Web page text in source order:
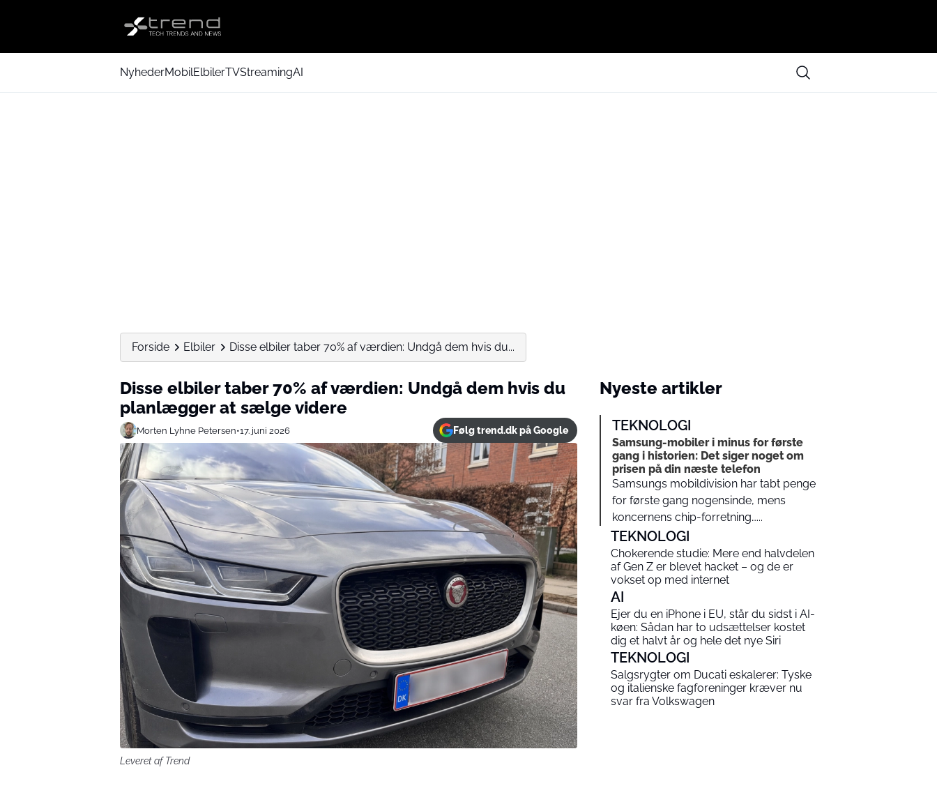
NyhederMobilElbilerTVStreamingAI
Forside Elbiler Disse elbiler taber 70% af værdien: Undgå dem hvis du...
Disse elbiler taber 70% af værdien: Undgå dem hvis du
planlægger at sælge videre
Morten Lyhne Petersen•17. juni 2026 Følg trend.dk på Google
Leveret af Trend
Nyeste artikler
TEKNOLOGI
Samsung-mobiler i minus for første
gang i historien: Det siger noget om
prisen på din næste telefon
Samsungs mobildivision har tabt penge
for første gang nogensinde, mens
koncernens chip-forretning…...
TEKNOLOGI
Chokerende studie: Mere end halvdelen
af Gen Z er blevet hacket – og de er
vokset op med internet
AI
Ejer du en iPhone i EU, står du sidst i AI-
køen: Sådan har to udsættelser kostet
dig et halvt år og hele det nye Siri
TEKNOLOGI
Salgsrygter om Ducati eskalerer: Tyske
og italienske fagforeninger kræver nu
svar fra Volkswagen